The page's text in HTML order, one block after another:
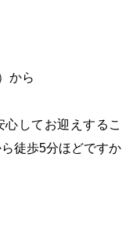
から
してお迎えするこ
徒歩5分ほどですか